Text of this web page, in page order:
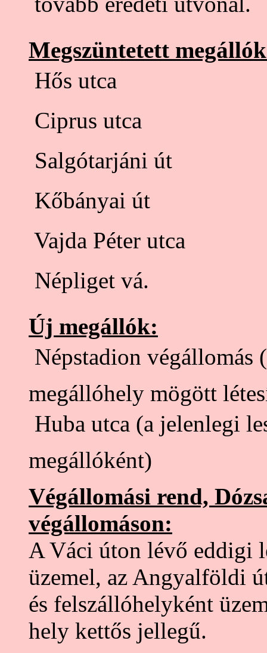
Megszüntetett
 Hős utca
 Ciprus utca
 Salgótarjáni út
 Kőbányai út
 Vajda Péter utca
 Népliget vá.
Új megállók:
 Népstadion
megállóhely mögött
 Huba utca (a jelenlegi
megállóként)
Végállomási rend,
végállomáson:
A Váci úton lévő eddigi
üzemel, az Angyalföldi
és felszállóhelyként
hely kettős jellegű.